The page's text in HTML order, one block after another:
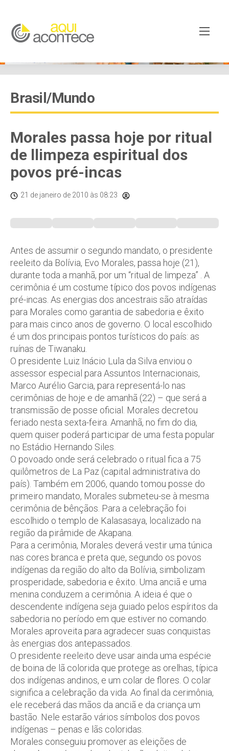
Brasil/Mundo
Morales passa hoje por ritual
de llimpeza espiritual dos
povos pré-incas
21 de janeiro de 2010 às 08:23
Antes de assumir o segundo mandato, o presidente
reeleito da Bolívia, Evo Morales, passa hoje (21),
durante toda a manhã, por um “ritual de limpeza” . A
cerimônia é um costume típico dos povos indígenas
pré-incas. As energias dos ancestrais são atraídas
para Morales como garantia de sabedoria e êxito
para mais cinco anos de governo. O local escolhido
é um dos principais pontos turísticos do país: as
ruínas de Tiwanaku.
O presidente Luiz Inácio Lula da Silva enviou o
assessor especial para Assuntos Internacionais,
Marco Aurélio Garcia, para representá-lo nas
cerimônias de hoje e de amanhã (22) – que será a
transmissão de posse oficial. Morales decretou
feriado nesta sexta-feira. Amanhã, no fim do dia,
quem quiser poderá participar de uma festa popular
no Estádio Hernando Siles.
O povoado onde será celebrado o ritual fica a 75
quilômetros de La Paz (capital administrativa do
país). Também em 2006, quando tomou posse do
primeiro mandato, Morales submeteu-se à mesma
cerimônia de bênçãos. Para a celebração foi
escolhido o templo de Kalasasaya, localizado na
região da pirâmide de Akapana.
Para a cerimônia, Morales deverá vestir uma túnica
nas cores branca e preta que, segundo os povos
indígenas da região do alto da Bolívia, simbolizam
prosperidade, sabedoria e êxito. Uma anciã e uma
menina conduzem a cerimônia. A ideia é que o
descendente indígena seja guiado pelos espíritos da
sabedoria no período em que estiver no comando.
Morales aproveita para agradecer suas conquistas
às energias dos antepassados.
O presidente reeleito deve usar ainda uma espécie
de boina de lã colorida que protege as orelhas, típica
dos indígenas andinos, e um colar de flores. O colar
significa a celebração da vida. Ao final da cerimônia,
ele receberá das mãos da anciã e da criança um
bastão. Nele estarão vários símbolos dos povos
indígenas – penas e lãs coloridas.
Morales conseguiu promover as eleições de